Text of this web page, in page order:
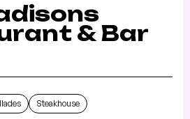
& Bar
Steakhouse